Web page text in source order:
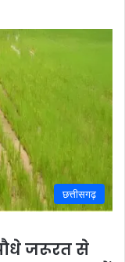
छत्तीसगढ़
जरूरत से